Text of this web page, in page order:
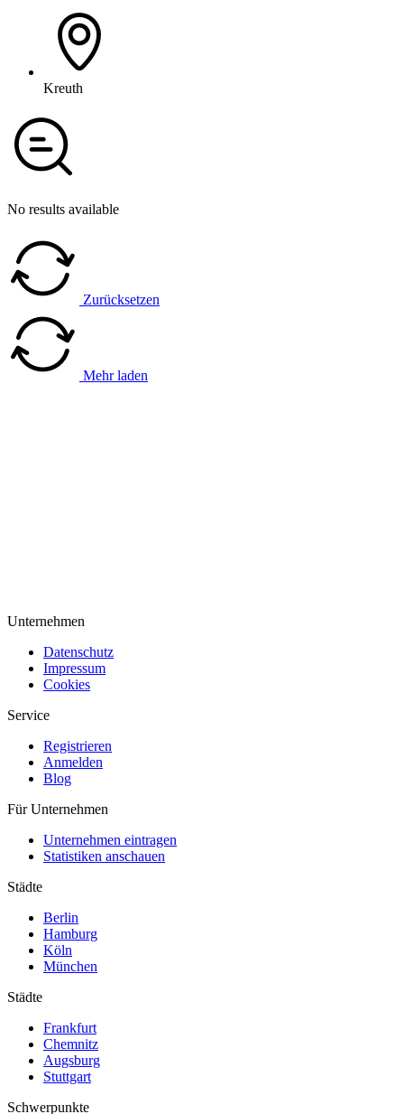
Kreuth
No results available
Zurücksetzen
Mehr laden
Unternehmen
Datenschutz
Impressum
Cookies
Service
Registrieren
Anmelden
Blog
Für Unternehmen
Unternehmen eintragen
Statistiken anschauen
Städte
Berlin
Hamburg
Köln
München
Städte
Frankfurt
Chemnitz
Augsburg
Stuttgart
Schwerpunkte